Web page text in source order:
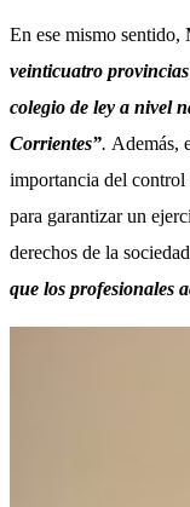
En ese mismo sentido,
veinticuatro
colegio de ley a nivel
Corrientes”. Además,
importancia del control
para garantizar un
derechos de la
que los profesionales